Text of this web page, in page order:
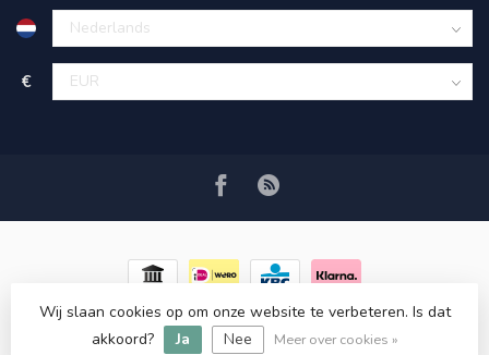
€
© Copyright 2026 RC COSMETICS- Powered byLightspeed-
Lightspeed design
Dyvelopment
Wij slaan cookies op om onze website te verbeteren. Is dat
akkoord?
Ja Nee Meer over cookies »